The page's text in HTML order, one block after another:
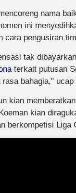
nama
ini
cara pengusiran
tak
terkait putusan
bahagia," ucap
kian
kian
berkompetisi Liga